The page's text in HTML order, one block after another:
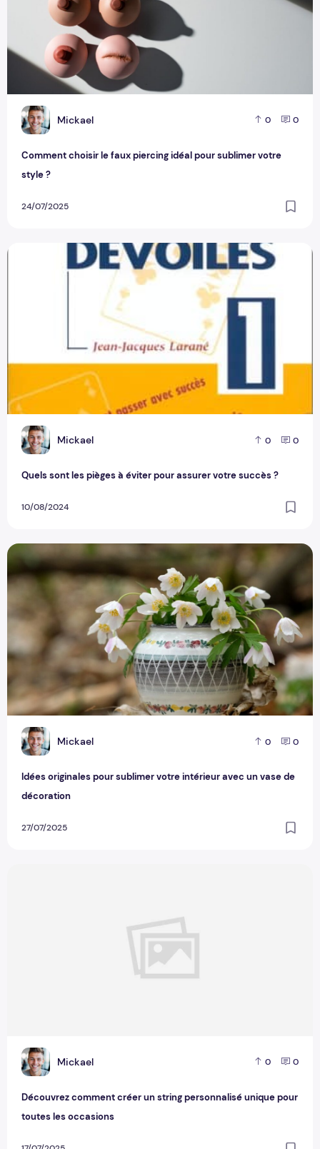
M Mickael 0 0
Comment choisir le faux piercing idéal pour sublimer votre
style ?
24/07/2025
M Mickael 0 0
Quels sont les pièges à éviter pour assurer votre succès ?
10/08/2024
Quels sont les pièges à éviter pour assurer votre succès ?
M Mickael 0 0
Idées originales pour sublimer votre intérieur avec un vase de
décoration
27/07/2025
Idées originales pour sublimer votre intérieur avec un vase
M Mickael 0 0
Découvrez comment créer un string personnalisé unique pour
toutes les occasions